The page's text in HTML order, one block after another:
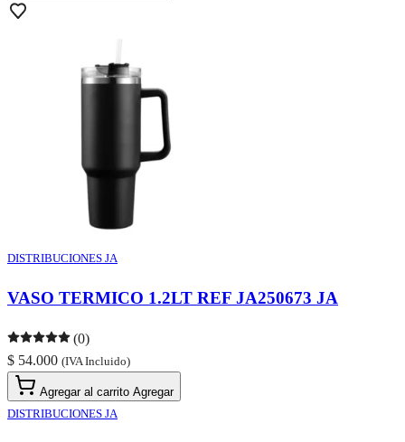
DISTRIBUCIONES JA
VASO TERMICO 1.2LT REF JA250673 JA
(0)
$ 54.000 (IVA Incluido)
Agregar al carrito Agregar
DISTRIBUCIONES JA